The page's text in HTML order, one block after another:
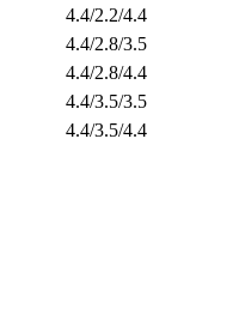
4.4/2.2/4.4
4.4/2.8/3.5
4.4/2.8/4.4
4.4/3.5/3.5
4.4/3.5/4.4